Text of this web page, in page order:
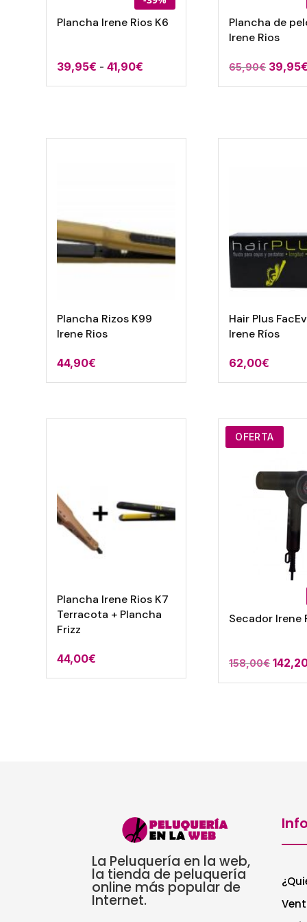
Plancha Irene Rios K6
39,95€ - 41,90€
de
39,95€
Plancha de
Irene Rios
65,90€ El
precio
39,95€
Plancha Rizos K99
Irene Rios
44,90€
Hair Plus
Irene Ríos
62,00€
Plancha Irene Rios K7
Terracota + Plancha
Frizz
44,00€
OFERTA
Secador Irene
158,00€
La Peluquería en la web,
la tienda de peluquería
online más popular de
Internet.